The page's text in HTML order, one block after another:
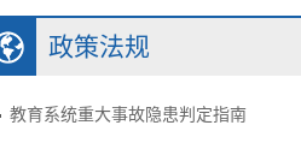
政策法规
教育系统重大事故隐患判定指南